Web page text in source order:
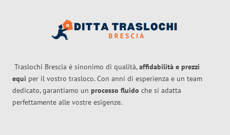
Traslochi Brescia è sinonimo di qualità,affidabilità e prezzi
equi per il vostro trasloco. Con anni di esperienza e un team
dedicato, garantiamo un processo fluido che si adatta
perfettamente alle vostre esigenze.